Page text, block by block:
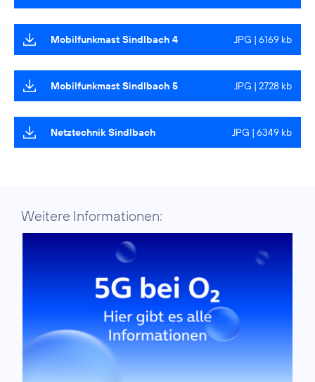
Mobilfunkmast Sindlbach 4 JPG | 6169 kb
Mobilfunkmast Sindlbach 5 JPG | 2728 kb
Netztechnik Sindlbach JPG | 6349 kb
Weitere Informationen: